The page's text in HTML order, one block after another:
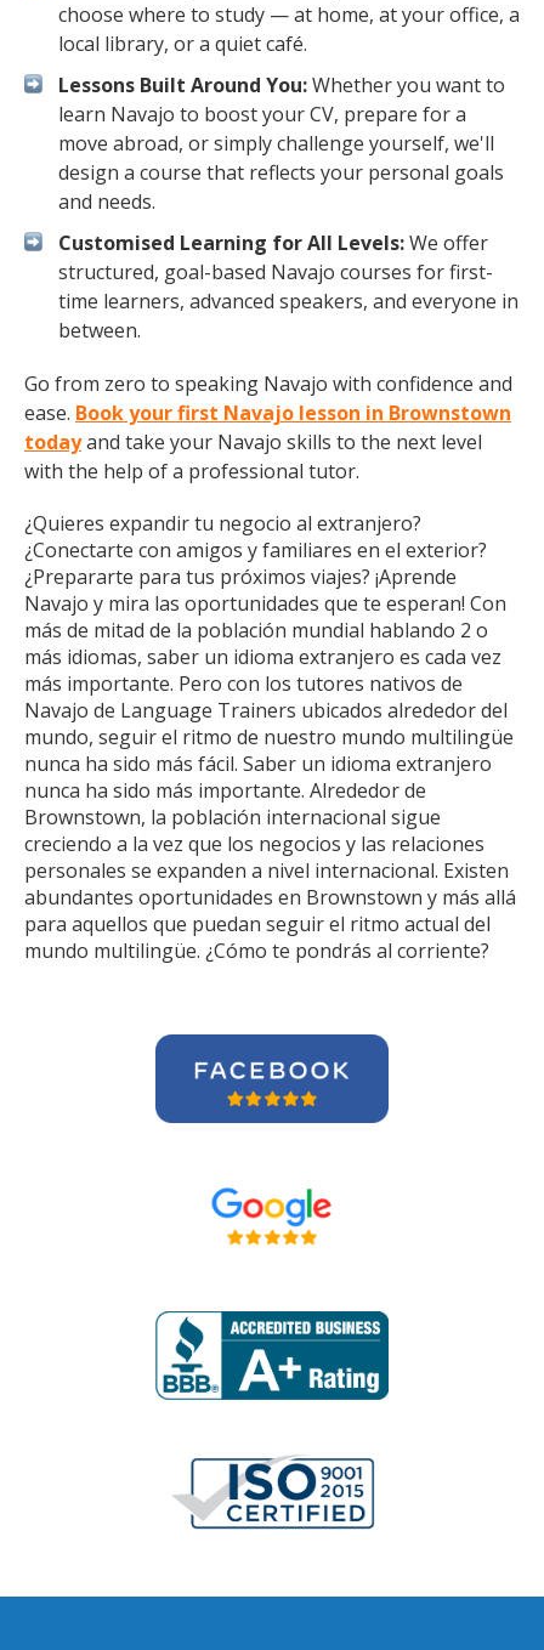
choose where to study — at home, at your office, a
local library, or a quiet café.
Lessons Built Around You:Whether you want to
learn Navajo to boost your CV, prepare for a
move abroad, or simply challenge yourself, we'll
design a course that reflects your personal goals
and needs.
Customised Learning for All Levels:We offer
structured, goal-based Navajo courses for first-
time learners, advanced speakers, and everyone in
between.
Go from zero to speaking Navajo with confidence and
ease. Book your first Navajo lesson in Brownstown
todayand take your Navajo skills to the next level
with the help of a professional tutor.
¿Quieres expandir tu negocio al extranjero?
¿Conectarte con amigos y familiares en el exterior?
¿Prepararte para tus próximos viajes? ¡Aprende
Navajo y mira las oportunidades que te esperan! Con
más de mitad de la población mundial hablando 2 o
más idiomas, saber un idioma extranjero es cada vez
más importante. Pero con los tutores nativos de
Navajo de Language Trainers ubicados alrededor del
mundo, seguir el ritmo de nuestro mundo multilingüe
nunca ha sido más fácil. Saber un idioma extranjero
nunca ha sido más importante. Alrededor de
Brownstown, la población internacional sigue
creciendo a la vez que los negocios y las relaciones
personales se expanden a nivel internacional. Existen
abundantes oportunidades en Brownstown y más allá
para aquellos que puedan seguir el ritmo actual del
mundo multilingüe. ¿Cómo te pondrás al corriente?